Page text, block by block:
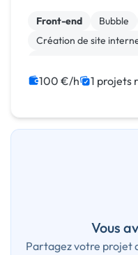
Front-end Bubble
Création de site
Gestion site web
100 €/h 1 projets
Vous
Partagez votre projet